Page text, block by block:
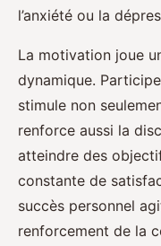
l’anxiété ou la
La motivation joue
dynamique.
stimule non
renforce aussi la
atteindre des
constante de
succès personnel
renforcement de la